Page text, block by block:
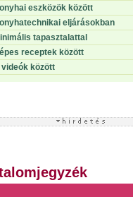
eszközök között
eljárásokban
tapasztalattal
receptek között
videók között